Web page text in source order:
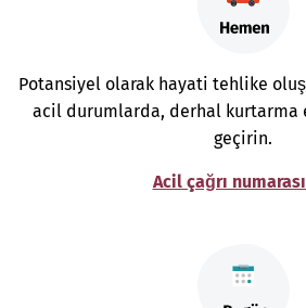
Potansiyel olarak hayati tehlike
acil durumlarda, derhal kurtarma
geçirin.
Acil çağrı numarası